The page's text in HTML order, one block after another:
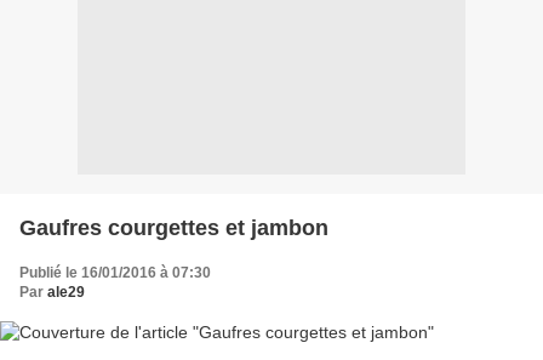
Gaufres courgettes et jambon
Publié le 16/01/2016 à 07:30
Par ale29